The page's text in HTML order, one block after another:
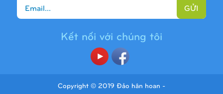
Cầu trượt liên hoàn 9H1225
GỬI
Kết nối với chúng tôi
Copyright © 2019 Đảo hân hoan -